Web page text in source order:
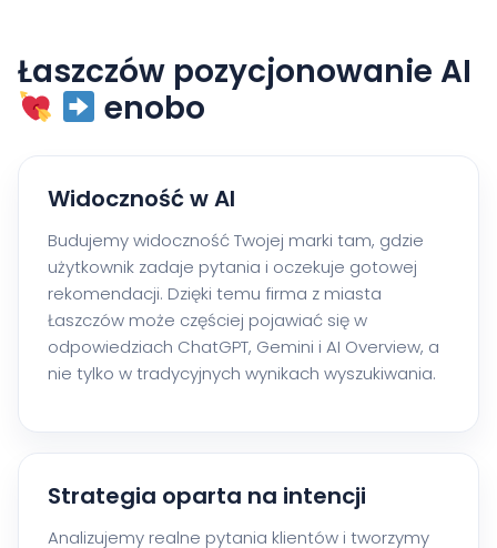
Łaszczów pozycjonowanie AI
enobo
Widoczność w AI
Budujemy widoczność Twojej marki tam, gdzie
użytkownik zadaje pytania i oczekuje gotowej
rekomendacji. Dzięki temu firma z miasta
Łaszczów może częściej pojawiać się w
odpowiedziach ChatGPT, Gemini i AI Overview, a
nie tylko w tradycyjnych wynikach wyszukiwania.
Strategia oparta na intencji
Analizujemy realne pytania klientów i tworzymy